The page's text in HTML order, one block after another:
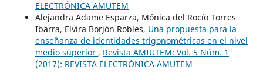
ELECTRÓNICA AMUTEM
Alejandra Adame Esparza, Mónica del Rocío Torres
Ibarra, Elvira Borjón Robles, Una propuesta para la
enseñanza de identidades trigonométricas en el nivel
medio superior , Revista AMIUTEM: Vol. 5 Núm. 1
(2017): REVISTA ELECTRÓNICA AMUTEM